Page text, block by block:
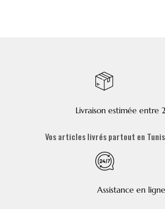
Livraison estimée entre
Vos articles livrés partout en
Assistance en ligne